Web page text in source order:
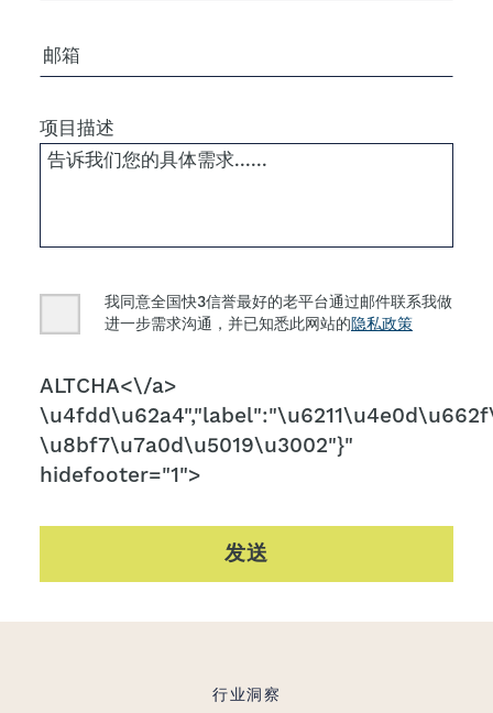
电子邮箱
项目描述
Consent
我同意全国快3信誉最好的老平台通过邮件联系我做
进一步需求沟通，并已知悉此网站的隐私政策
CAPTCHA
ALTCHA<\/a>
\u8bf7\u7a0d\u5019\u3002"}"
hidefooter="1">
发送
行业洞察